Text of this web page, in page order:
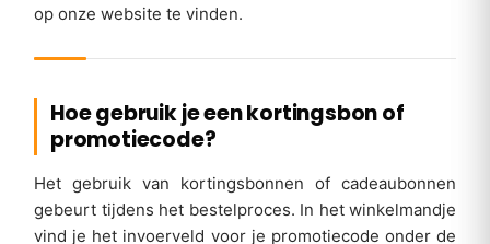
op onze website te vinden.
Hoe gebruik je een kortingsbon of
promotiecode?
Het gebruik van kortingsbonnen of cadeaubonnen
gebeurt tijdens het bestelproces. In het winkelmandje
vind je het invoerveld voor je promotiecode onder de